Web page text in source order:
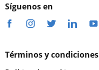
Síguenos en
Términos y condiciones